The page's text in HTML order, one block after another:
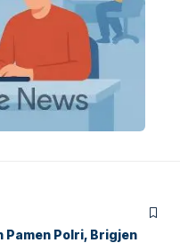
Pamen Polri, Brigjen